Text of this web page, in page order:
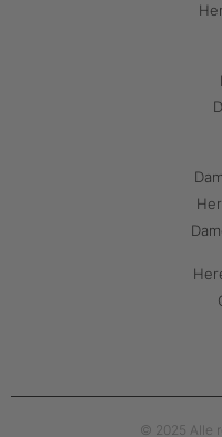
© 2025 Alle